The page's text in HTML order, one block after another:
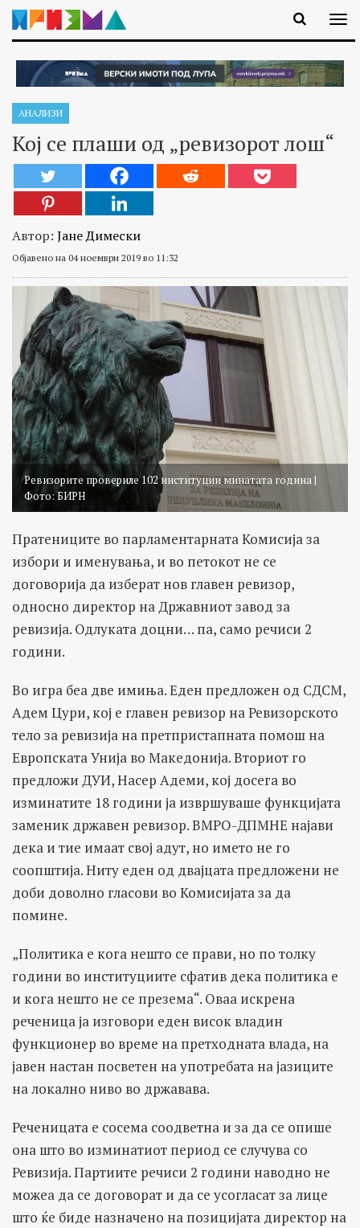
АНАЛИЗИ
Кој се плаши од „ревизорот лош“
Автор: Јане Димески
Објавено на 04 ноември 2019 во 11:32
Ревизорите провериле 102 институции минатата година |
Фото: БИРН
Пратениците во парламентарната Комисија за
избори и именувања, и во петокот не се
договорија да изберат нов главен ревизор,
односно директор на Државниот завод за
ревизија. Одлуката доцни… па, само речиси 2
години.
Во игра беа две имиња. Еден предложен од СДСМ,
Адем Цури, кој е главен ревизор на Ревизорското
тело за ревизија на претпристапната помош на
Европската Унија во Македонија. Вториот го
предложи ДУИ, Насер Адеми, кој досега во
изминатите 18 години ја извршуваше функцијата
заменик државен ревизор. ВМРО-ДПМНЕ најави
дека и тие имаат свој адут, но името не го
соопштија. Ниту еден од двајцата предложени не
доби доволно гласови во Комисијата за да
помине.
„Политика е кога нешто се прави, но по толку
години во институциите сфатив дека политика е
и кога нешто не се презема“. Оваа искрена
реченица ја изговори еден висок владин
функционер во време на претходната влада, на
јавен настан посветен на употребата на јазиците
на локално ниво во државава.
Реченицата е сосема соодветна и за да се опише
она што во изминатиот период се случува со
Ревизија. Партиите речиси 2 години наводно не
можеа да се договорат и да се усогласат за лице
што ќе биде назначено на позицијата директор на